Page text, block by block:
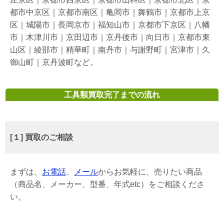
都市中京区｜京都市南区｜亀岡市｜舞鶴市｜京都市上京
区｜城陽市｜長岡京市｜福知山市｜京都市下京区｜八幡
市｜木津川市｜京田辺市｜京丹後市｜向日市｜京都市東
山区｜綾部市｜精華町｜南丹市｜与謝野町｜宮津市｜久
御山町｜京丹波町など。
工具類買取完了までの流れ
[１] 買取のご相談
まずは、 お電話 メールからお気軽に、売りたい商品
（商品名、メーカー、型番、年式etc）をご相談くださ
い。